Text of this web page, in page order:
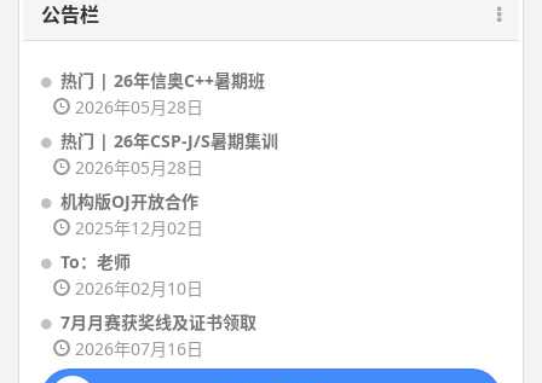
公告栏
热门 | 26年信奥C++暑期班
2026年05月28日
热门 | 26年CSP-J/S暑期集训
2026年05月28日
机构版OJ开放合作
2025年12月02日
To：老师
2026年02月10日
7月月赛获奖线及证书领取
2026年07月16日